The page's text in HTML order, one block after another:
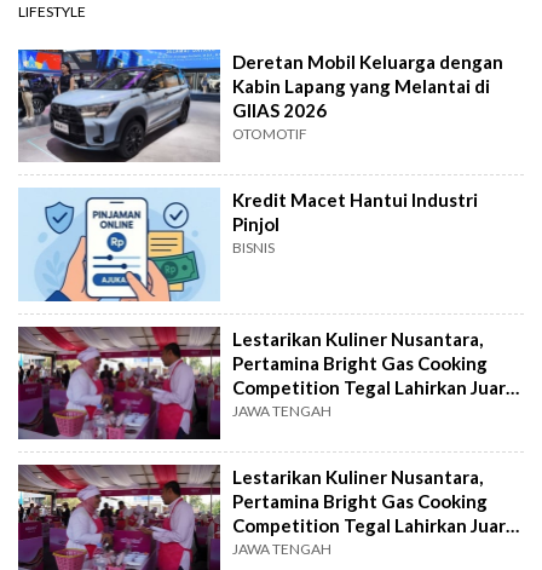
LIFESTYLE
Deretan Mobil Keluarga dengan
Kabin Lapang yang Melantai di
GIIAS 2026
OTOMOTIF
Kredit Macet Hantui Industri
Pinjol
BISNIS
Lestarikan Kuliner Nusantara,
Pertamina Bright Gas Cooking
Competition Tegal Lahirkan Juara
Baru
JAWA TENGAH
Lestarikan Kuliner Nusantara,
Pertamina Bright Gas Cooking
Competition Tegal Lahirkan Juara
Baru
JAWA TENGAH